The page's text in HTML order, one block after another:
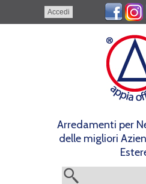
Accedi
Arredamenti per
delle migliori